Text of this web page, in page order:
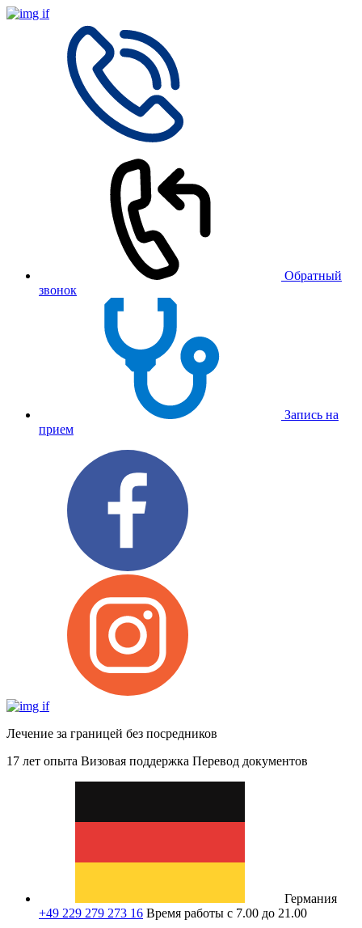
Обратный
звонок
Запись на
прием
Лечение за границей без посредников
17 лет опыта Визовая поддержка Перевод документов
Германия
+49 229 279 273 16 Время работы с 7.00 до 21.00